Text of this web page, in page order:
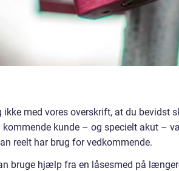
med vores overskrift, at du bevidst
kunde – og specielt akut –
reelt har brug for vedkommende.
bruge hjælp fra en låsesmed på